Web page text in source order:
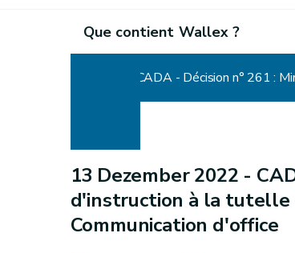
Que contient Wallex ?
CADA - Décision n° 261 :
13 Dezember 2022 -
d'instruction à la tutelle
Communication d'office